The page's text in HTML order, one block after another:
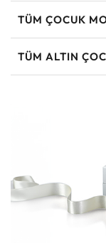
TÜM ÇOCUK
TÜM ALTIN